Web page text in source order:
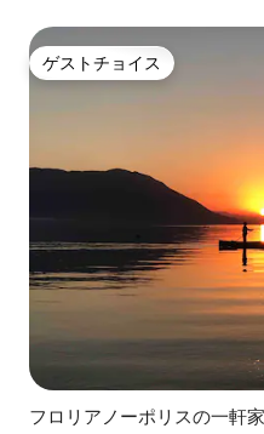
ゲストチョイス
ゲストチョイス
フロリアノーポリスの一軒家